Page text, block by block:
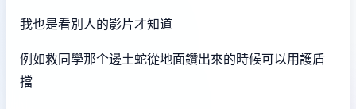
我也是看別人的影片才知道
例如救同學那个邊土蛇從地面鑽出來的時候可以用護盾
擋